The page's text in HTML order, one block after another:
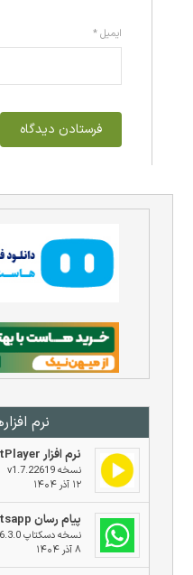
نرم
نرم افزار PotPlayer
نسخه v1.7.22619
۱۲ آذر ۱۴۰۴
پیام رسان Whatsapp
نسخه دسکتاپ v2.2586.3.0
۸ آذر ۱۴۰۴
ایمیل*